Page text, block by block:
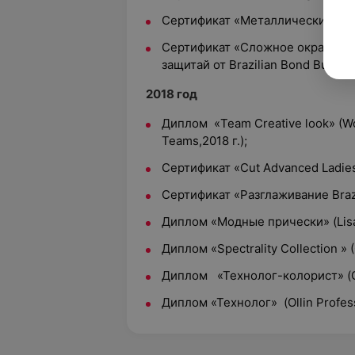
Сертификат «Металлические
Сертификат «Сложное
защитай от Brazilian Bond Builder
2018 год
Диплом «Team Creative look»
Teams,2018 г.);
Сертификат «Cut Advanced
Сертификат «Разглаживание
Диплом «Модные прически»
Диплом «Spectrality Collection »
Диплом «Технолог-колорист»
Диплом «Технолог» (Ollin